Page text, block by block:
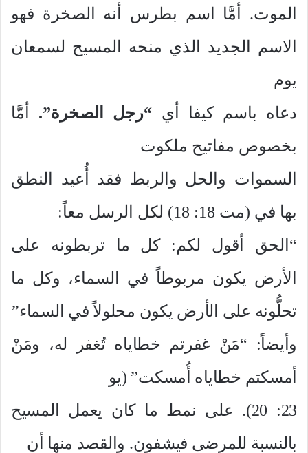
الموت. أمَّا اسم بطرس أنه الصخرة فهو
الاسم الجديد الذي منحه المسيح لسمعان
يوم
دعاه باسم كيفا أي “رجل الصخرة”. أمَّا
بخصوص مفاتيح ملكوت
السموات والحل والربط فقد أُعيد النطق
بها في (مت 18: 18) لكل الرسل معاً:
“الحق أقول لكم: كل ما تربطونه على
الأرض يكون مربوطاً في السماء، وكل ما
تحلُّونه على الأرض يكون محلولاً في السماء”
وأيضاً: “مَنْ غفرتم خطاياه تُغفر له، ومَنْ
أمسكتم خطاياه أُمسكت” (يو
23: 20). على نمط ما كان يعمل المسيح
بالنسبة للمرضى فيشفون. والقصد منها أن